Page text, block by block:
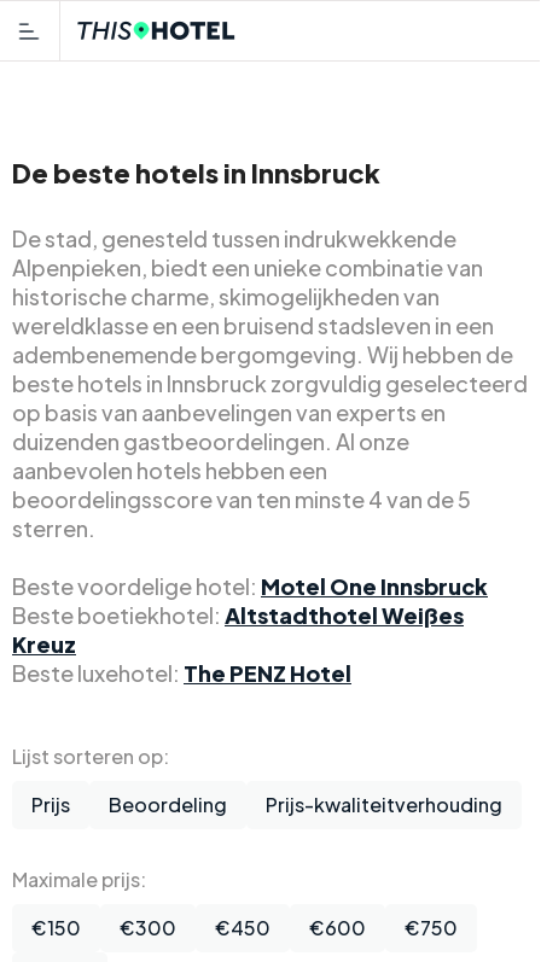
De beste hotels in Innsbruck
De stad, genesteld tussen indrukwekkende
Alpenpieken, biedt een unieke combinatie van
historische charme, skimogelijkheden van
wereldklasse en een bruisend stadsleven in een
adembenemende bergomgeving. Wij hebben de
beste hotels in Innsbruck zorgvuldig geselecteerd
op basis van aanbevelingen van experts en
duizenden gastbeoordelingen. Al onze
aanbevolen hotels hebben een
beoordelingsscore van ten minste 4 van de 5
sterren.
Beste voordelige hotel: Motel One Innsbruck
Beste boetiekhotel: Altstadthotel Weißes
Kreuz
Beste luxehotel: The PENZ Hotel
Lijst sorteren op:
Prijs
Beoordeling Prijs-kwaliteitverhouding
Maximale prijs:
€150
€300 €450 €600
€750